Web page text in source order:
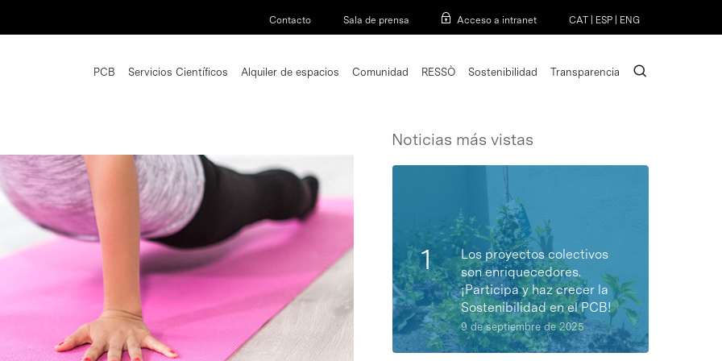
Contacto Sala de prensa Acceso a intranet CAT ESP ENG
PCB Servicios Científicos Alquiler de espacios Comunidad RESSÒ Sostenibilidad Transparencia search
Noticias más vistas
Los proyectos colectivos
son enriquecedores.
¡Participa y haz crecer la
Sostenibilidad en el PCB!
9 de septiembre de 2025